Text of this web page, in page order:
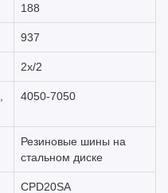
188
937
2х/2
4050-7050
Резиновые шины на
стальном диске
CPD20SA